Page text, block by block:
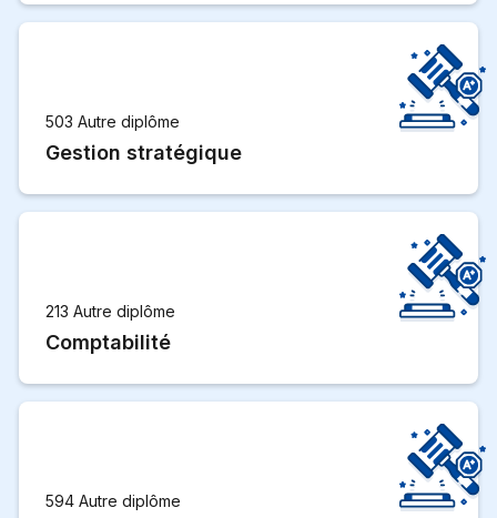
503 Autre diplôme
Gestion stratégique
213 Autre diplôme
Comptabilité
594 Autre diplôme